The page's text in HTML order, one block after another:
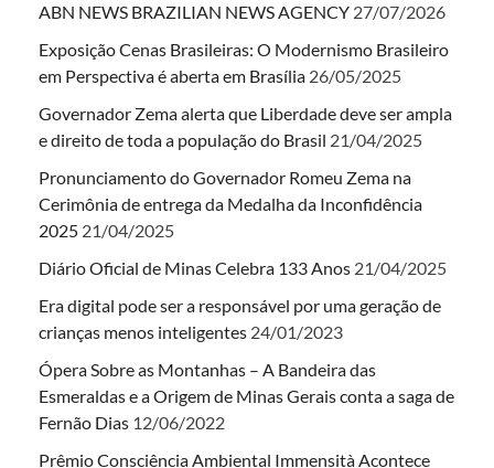
ABN NEWS BRAZILIAN NEWS AGENCY 27/07/2026
Exposição Cenas Brasileiras: O Modernismo Brasileiro
em Perspectiva é aberta em Brasília 26/05/2025
Governador Zema alerta que Liberdade deve ser ampla
e direito de toda a população do Brasil 21/04/2025
Pronunciamento do Governador Romeu Zema na
Cerimônia de entrega da Medalha da Inconfidência
2025 21/04/2025
Diário Oficial de Minas Celebra 133 Anos 21/04/2025
Era digital pode ser a responsável por uma geração de
crianças menos inteligentes 24/01/2023
Ópera Sobre as Montanhas – A Bandeira das
Esmeraldas e a Origem de Minas Gerais conta a saga de
Fernão Dias 12/06/2022
Prêmio Consciência Ambiental Immensità Acontece